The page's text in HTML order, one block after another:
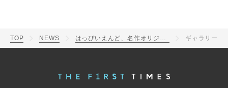
TOP NEWS はっぴいえんど、名作オリジナルアルバム3作品の初回限定盤CD収録内容を発表 ギャラリー